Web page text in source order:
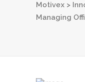
Motivex >
Managing